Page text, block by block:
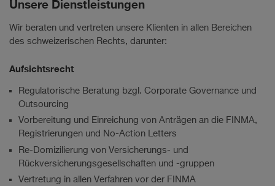
Unsere Dienstleistungen
Wir beraten und vertreten unsere Klienten in allen Bereichen
des schweizerischen Rechts, darunter:
Aufsichtsrecht
Regulatorische Beratung bzgl. Corporate Governance und
Outsourcing
Vorbereitung und Einreichung von Anträgen an die FINMA,
Registrierungen und No-Action Letters
Re-Domizilierung von Versicherungs- und
Rückversicherungsgesellschaften und -gruppen
Vertretung in allen Verfahren vor der FINMA